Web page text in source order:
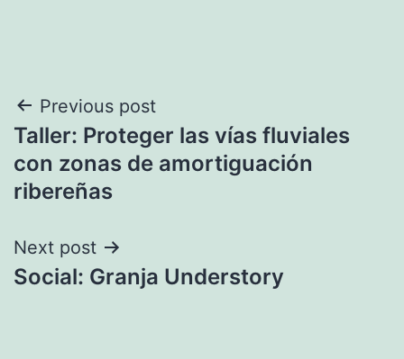
Navegación
de
entradas
Previous post
Taller: Proteger las vías fluviales
con zonas de amortiguación
ribereñas
Next post
Social: Granja Understory